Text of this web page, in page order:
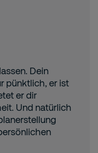
Dein
pünktlich, er ist
er dir
Und natürlich